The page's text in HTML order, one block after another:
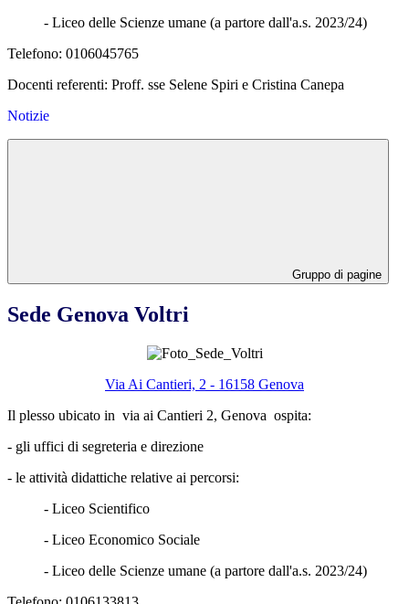
- Liceo delle Scienze umane (a partore dall'a.s. 2023/24)
Telefono: 0106045765
Docenti referenti: Proff. sse Selene Spiri e Cristina Canepa
Notizie
Gruppo di pagine
Sede Genova Voltri
Via Ai Cantieri, 2 - 16158 Genova
Il plesso ubicato in via ai Cantieri 2, Genova ospita:
- gli uffici di segreteria e direzione
- le attività didattiche relative ai percorsi:
- Liceo Scientifico
- Liceo Economico Sociale
- Liceo delle Scienze umane (a partore dall'a.s. 2023/24)